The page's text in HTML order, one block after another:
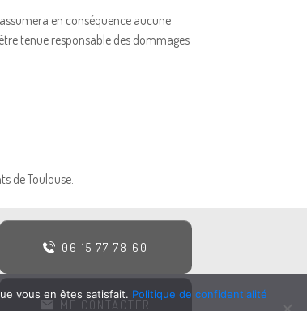
en conséquence aucune
tenue responsable des dommages
de Toulouse.
06 15 77 78 60
ME CONTACTER
vous en êtes satisfait. Politique de confidentialité